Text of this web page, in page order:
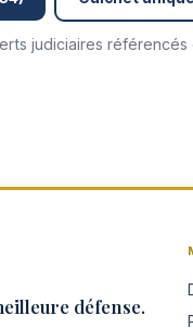
judiciaires
défense.